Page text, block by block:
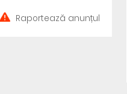
Raportează anunțul